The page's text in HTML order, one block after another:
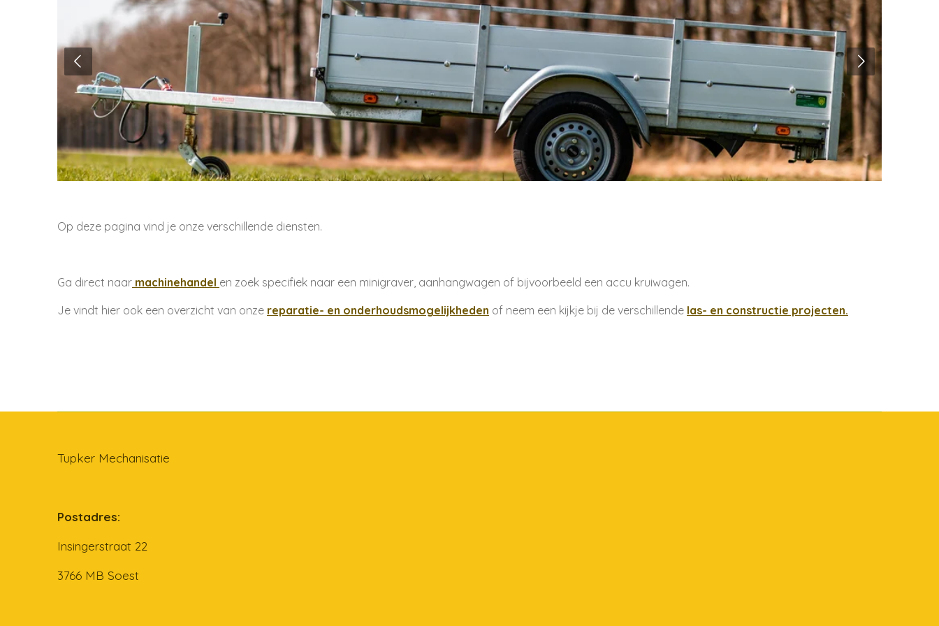
Op deze pagina vind je onze verschillende diensten.
Ga direct naar machinehandel en zoek specifiek naar een minigraver, aanhangwagen of bijvoorbeeld een accu kruiwagen.
Je vindt hier ook een overzicht van onze reparatie- en onderhoudsmogelijkheden of neem een kijkje bij de verschillende las- en constructie projecten.
Tupker Mechanisatie
Postadres:
Insingerstraat 22
3766 MB Soest